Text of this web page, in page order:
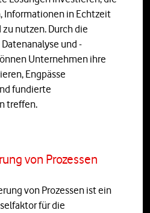
Informationen in Echtzeit
nutzen. Durch die
und -
Unternehmen ihre
Engpässe
fundierte
treffen.
von Prozessen
von Prozessen ist ein
für die